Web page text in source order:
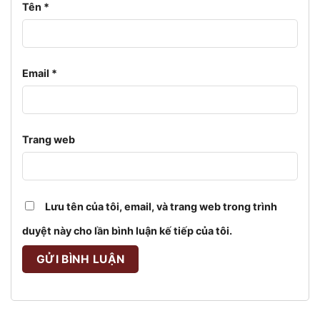
Tên *
Email *
Trang web
Lưu tên của tôi, email, và trang web trong trình
duyệt này cho lần bình luận kế tiếp của tôi.